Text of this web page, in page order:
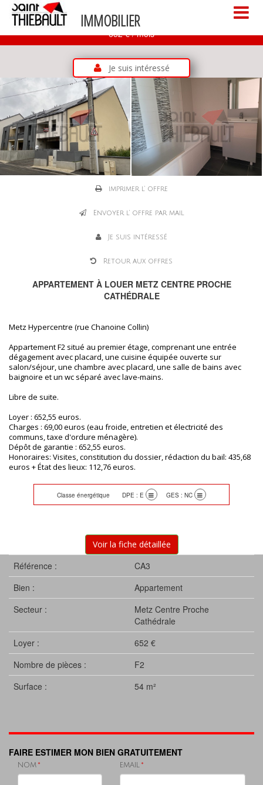
IMMOBILIER
APPARTEMENT À LOUER METZ CENTRE PROCHE CATHÉDRALE
652 € / mois
Je suis intéressé
imprimer l' offre
Envoyer l' offre par mail
Je suis intéressé
Retour aux offres
APPARTEMENT À LOUER METZ CENTRE PROCHE
CATHÉDRALE
Metz Hypercentre (rue Chanoine Collin)
Appartement F2 situé au premier étage, comprenant une entrée
dégagement avec placard, une cuisine équipée ouverte sur
salon/séjour, une chambre avec placard, une salle de bains avec
baignoire et un wc séparé avec lave-mains.
Libre de suite.
Loyer : 652,55 euros.
Charges : 69,00 euros (eau froide, entretien et électricité des
communs, taxe d'ordure ménagère).
Dépôt de garantie : 652,55 euros.
Honoraires: Visites, constitution du dossier, rédaction du bail: 435,68
euros + État des lieux: 112,76 euros.
Classe énergétique DPE : E GES : NC
Voir la fiche détaillée
Référence :
CA3
Bien :
Appartement
Secteur :
Metz Centre Proche
Cathédrale
Loyer :
652 €
Nombre de pièces :
F2
Surface :
54 m²
FAIRE ESTIMER MON BIEN GRATUITEMENT
NOM EMAIL